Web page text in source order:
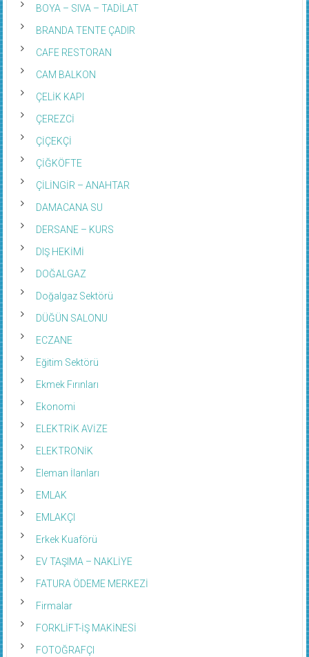
BOYA – SIVA – TADİLAT
BRANDA TENTE ÇADIR
CAFE RESTORAN
CAM BALKON
ÇELİK KAPI
ÇEREZCİ
ÇİÇEKÇİ
ÇİĞKÖFTE
ÇİLİNGİR – ANAHTAR
DAMACANA SU
DERSANE – KURS
DIŞ HEKİMİ
DOĞALGAZ
Doğalgaz Sektörü
DÜĞÜN SALONU
ECZANE
Eğitim Sektörü
Ekmek Fırınları
Ekonomi
ELEKTRİK AVİZE
ELEKTRONİK
Eleman İlanları
EMLAK
EMLAKÇI
Erkek Kuaförü
EV TAŞIMA – NAKLİYE
FATURA ÖDEME MERKEZİ
Firmalar
FORKLİFT-İŞ MAKİNESİ
FOTOĞRAFÇI